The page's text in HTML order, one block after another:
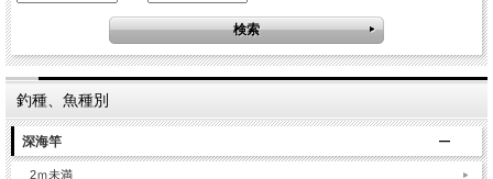
釣種、魚種別
深海竿
2ｍ未満